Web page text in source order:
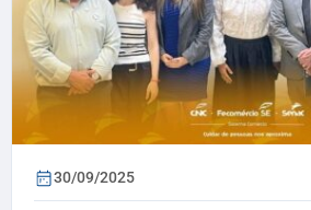
30/09/2025